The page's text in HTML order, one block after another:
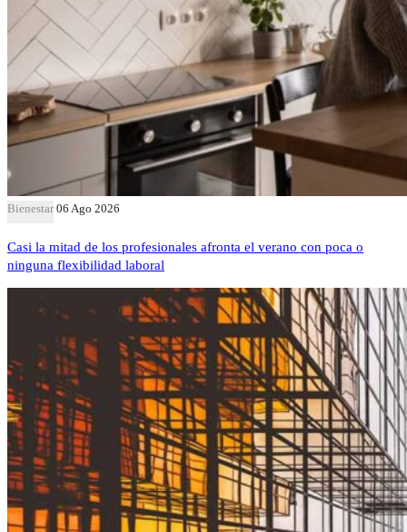
Bienestar 06 Ago 2026
Casi la mitad de los profesionales afronta el verano con poca o
ninguna flexibilidad laboral